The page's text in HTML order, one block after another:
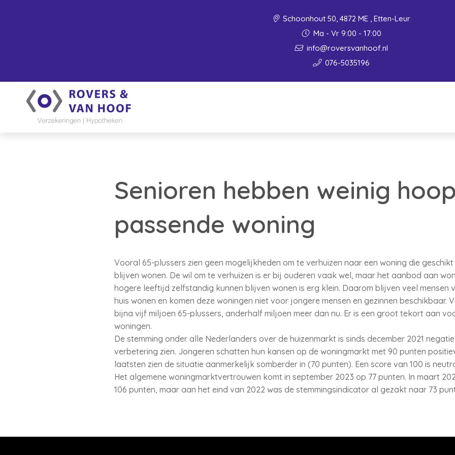
Schoonhout 50, 4872 ME , Etten-Leur
Ma - Vr 9:00 - 17:00
info@roversvanhoof.nl
076-5035196
Senioren hebben weinig
passende woning
Vooral 65-plussers zien geen mogelijkheden om te verhuizen naar een woning die
blijven wonen. De wil om te verhuizen is er bij ouderen vaak wel, maar het aanbod aan
hogere leeftijd zelfstandig kunnen blijven wonen is erg klein. Daarom blijven veel mensen
huis wonen en komen deze woningen niet voor jongere mensen en gezinnen beschikbaar.
bijna vijf miljoen 65-plussers, anderhalf miljoen meer dan nu. Er is een groot tekort aan
woningen.
De stemming onder alle Nederlanders over de huizenmarkt is sinds december 2021
verbetering zien. Jongeren schatten hun kansen op de woningmarkt met 90 punten
laatsten zien de situatie aanmerkelijk somberder in (70 punten). Een score van 100 is
Het algemene woningmarktvertrouwen komt in september 2023 op 77 punten. In maart
106 punten, maar aan het eind van 2022 was de stemmingsindicator al gezakt naar 73